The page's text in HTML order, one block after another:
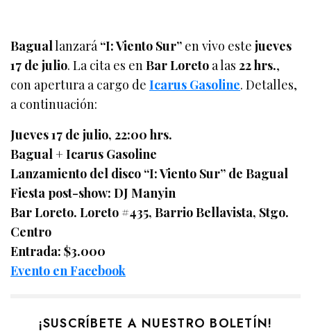
Baguallanzará “I: Viento Sur” en vivo estejueves
17 de julio. La cita es enBar Loreto a las22 hrs.,
con apertura a cargo deIcarus Gasoline. Detalles,
a continuación:
Jueves 17 de julio, 22:00 hrs.
Bagual + Icarus Gasoline
Lanzamiento del disco “I: Viento Sur” de Bagual
Fiesta post-show: DJ Manyin
Bar Loreto. Loreto #435, Barrio Bellavista, Stgo.
Centro
Entrada: $3.000
Evento en Facebook
¡SUSCRÍBETE A NUESTRO BOLETÍN!